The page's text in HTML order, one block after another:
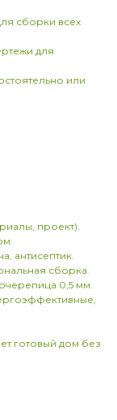
сборки всех
для
или
проект).
антисептик.
сборка.
0,5 мм.
готовый дом без